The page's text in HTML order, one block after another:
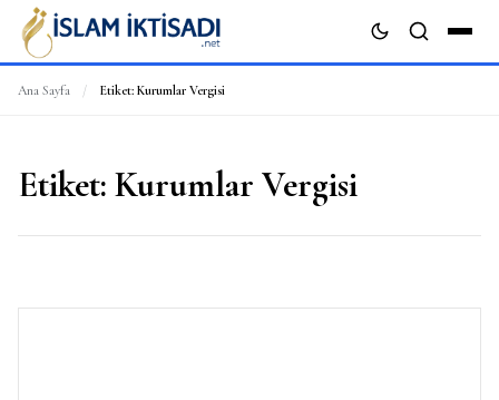
Ana Sayfa / Etiket: Kurumlar Vergisi
Etiket: Kurumlar Vergisi